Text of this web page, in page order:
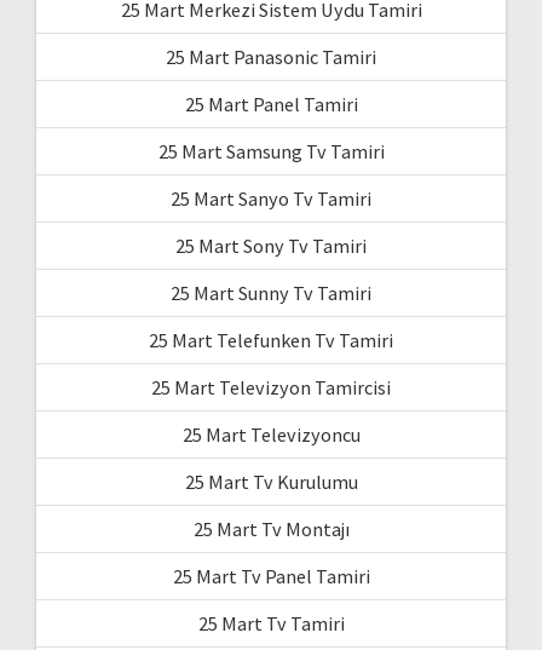
25 Mart Merkezi Sistem Uydu Tamiri
25 Mart Panasonic Tamiri
25 Mart Panel Tamiri
25 Mart Samsung Tv Tamiri
25 Mart Sanyo Tv Tamiri
25 Mart Sony Tv Tamiri
25 Mart Sunny Tv Tamiri
25 Mart Telefunken Tv Tamiri
25 Mart Televizyon Tamircisi
25 Mart Televizyoncu
25 Mart Tv Kurulumu
25 Mart Tv Montajı
25 Mart Tv Panel Tamiri
25 Mart Tv Tamiri